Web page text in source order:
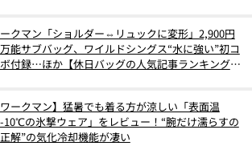
クマン「ショルダー⇔リュックに変形」2,900円
能サブバッグ、ワイルドシングス“水に強い”初コ
付録…ほか【休日バッグの人気記事ランキングベ
ワークマン】猛暑でも着る方が涼しい「表面温
10℃の氷撃ウェア」をレビュー！“腕だけ濡らすの
解”の気化冷却機能が凄い